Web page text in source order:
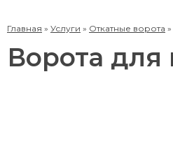
Главная » Услуги » Откатные ворота »
Ворота для